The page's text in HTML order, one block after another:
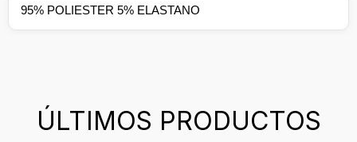
95% POLIESTER 5% ELASTANO
ÚLTIMOS PRODUCTOS